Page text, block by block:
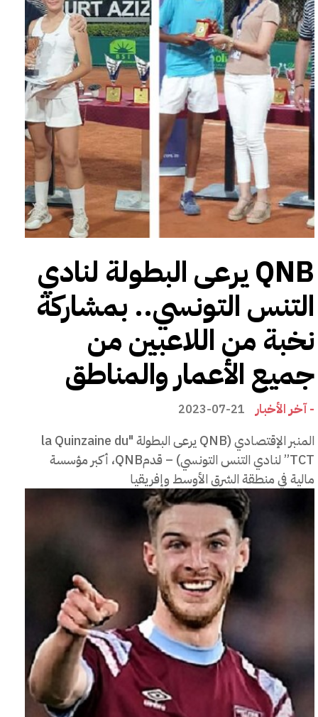
QNB يرعى البطولة لنادي
التنس التونسي.. بمشاركة
نخبة من اللاعبين من
جميع الأعمار والمناطق
- آخر الأخبار 2023-07-21
المنبر الإقتصادي (QNB يرعى البطولة "la Quinzaine du
TCT” لنادي التنس التونسي) – قدمQNB، أكبر مؤسسة
مالية في منطقة الشرق الأوسط وإفريقيا